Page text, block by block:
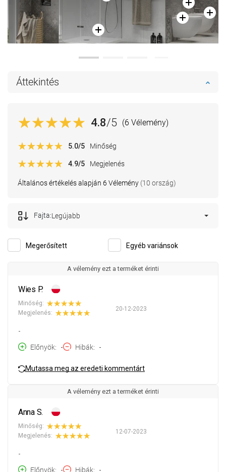
Áttekintés
4.8/5 (6 Vélemény)
Általános értékelés alapján 6 Vélemény (10 ország)
5.0/5 Minőség
4.9/5 Megjelenés
Megerősített Egyéb variánsok
Fajta:Legújabb
A vélemény ezt a terméket érinti
Wies P.
20-12-2023
Minőség:
Megjelenés:
-
Előnyök
- Hibák -
Mutassa meg az eredeti kommentárt
A vélemény ezt a terméket érinti
Anna S.
12-07-2023
Minőség:
Megjelenés:
-
Előnyök
- Hibák -